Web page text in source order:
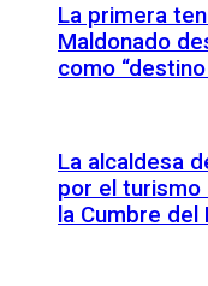
La primera
Maldonado
como
La alcaldesa
por el turismo
la Cumbre del